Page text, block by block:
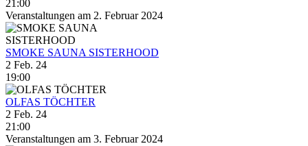
21:00
Veranstaltungen am 2. Februar 2024
SMOKE SAUNA SISTERHOOD
2 Feb. 24
19:00
OLFAS TÖCHTER
2 Feb. 24
21:00
Veranstaltungen am 3. Februar 2024